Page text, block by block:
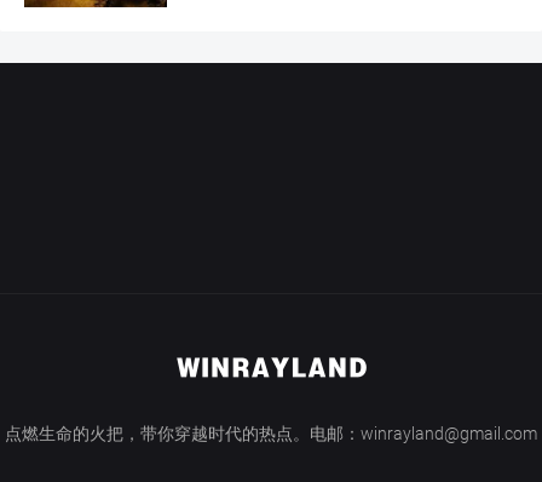
点燃生命的火把，带你穿越时代的热点。电邮：winrayland@gmail.com